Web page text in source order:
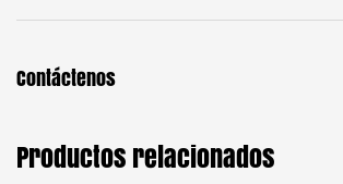
Contáctenos
Productos relacionados